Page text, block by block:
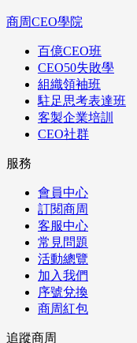
商周CEO學院
百億CEO班
CEO50失敗學
組織領袖班
駐足思考表達班
客製企業培訓
CEO社群
服務
會員中心
訂閱商周
客服中心
常見問題
活動總覽
加入我們
序號兌換
商周紅包
追蹤商周